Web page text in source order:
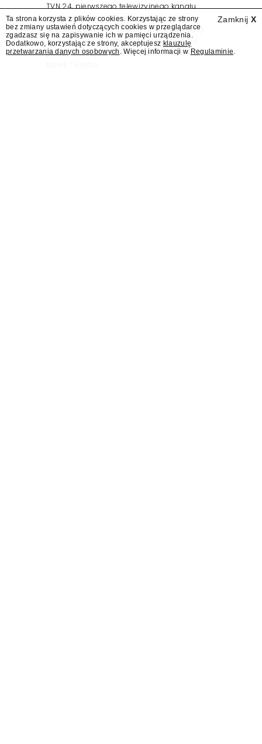
TVN 24, pierwszego telewizyjnego kanału
informacyjnego w Polsce. Na ten dzień
zaplanowano finał urodzinowej trasy stacji
"Jesteśmy stąd". 25 lat TVN 24 dla Press.pl
podsumowują Jarosław Kuźniar, Tomasz Lis i
Zamknij X
Ta strona korzysta z plików cookies. Korzystając ze strony
bez zmiany ustawień dotyczących cookies w przeglądarce
zgadzasz się na zapisywanie ich w pamięci urządzenia.
Dodatkowo, korzystając ze strony, akceptujesz klauzulę
przetwarzania danych osobowych . Więcej informacji w Regulaminie.